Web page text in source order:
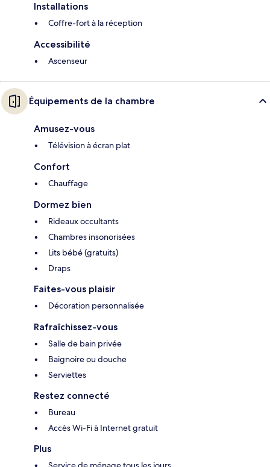
Installations
Coffre-fort à la réception
Accessibilité
Ascenseur
Équipements de la chambre
Amusez-vous
Télévision à écran plat
Confort
Chauffage
Dormez bien
Rideaux occultants
Chambres insonorisées
Lits bébé (gratuits)
Draps
Faites-vous plaisir
Décoration personnalisée
Rafraîchissez-vous
Salle de bain privée
Baignoire ou douche
Serviettes
Restez connecté
Bureau
Accès Wi-Fi à Internet gratuit
Plus